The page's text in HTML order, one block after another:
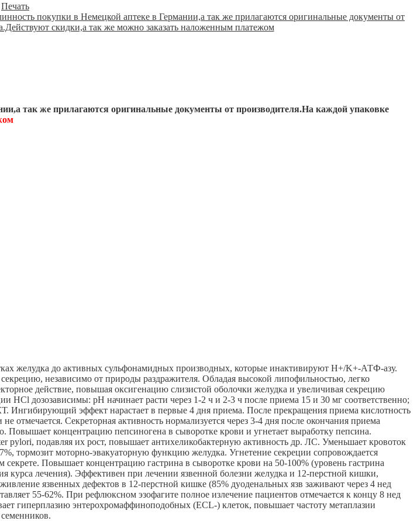
Печать
так же прилагаются оригинальные документы от производителя.На каждой упаковке
желудка до активных сульфонамидных производных, которые инактивируют H+/K+-АТФ-азу.
независимо от природы раздражителя. Обладая высокой липофильностью, легко
действие, повышая оксигенацию слизистой оболочки желудка и увеличивая секрецию
HCl дозозависимы: pH начинает расти через 1-2 ч и 2-3 ч после приема 15 и 30 мг соответственно;
Ингибирующий эффект нарастает в первые 4 дня приема. После прекращения приема кислотность
отмечается. Секреторная активность нормализуется через 3-4 дня после окончания приема
Повышает концентрацию пепсиногена в сыворотке крови и угнетает выработку пепсина.
pylori, подавляя их рост, повышает антихеликобактерную активность др. ЛС. Уменьшает кровоток
тормозит моторно-эвакуаторную функцию желудка. Угнетение секреции сопровождается
Повышает концентрацию гастрина в сыворотке крови на 50-100% (уровень гастрина
курса лечения). Эффективен при лечении язвенной болезни желудка и 12-перстной кишки,
язвенных дефектов в 12-перстной кишке (85% дуоденальных язв заживают через 4 нед
55-62%. При рефлюксном эзофагите полное излечение пациентов отмечается к концу 8 нед
гиперплазию энтерохромаффиноподобных (ECL-) клеток, повышает частоту метаплазии